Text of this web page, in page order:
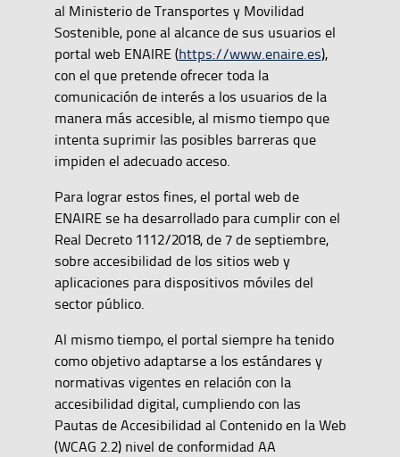
al Ministerio de Transportes y Movilidad
Sostenible, pone al alcance de sus usuarios el
portal web ENAIRE (https://www.enaire.es),
con el que pretende ofrecer toda la
comunicación de interés a los usuarios de la
manera más accesible, al mismo tiempo que
intenta suprimir las posibles barreras que
impiden el adecuado acceso.
Para lograr estos fines, el portal web de
ENAIRE se ha desarrollado para cumplir con el
Real Decreto 1112/2018, de 7 de septiembre,
sobre accesibilidad de los sitios web y
aplicaciones para dispositivos móviles del
sector público.
Al mismo tiempo, el portal siempre ha tenido
como objetivo adaptarse a los estándares y
normativas vigentes en relación con la
accesibilidad digital, cumpliendo con las
Pautas de Accesibilidad al Contenido en la Web
(WCAG 2.2) nivel de conformidad AA